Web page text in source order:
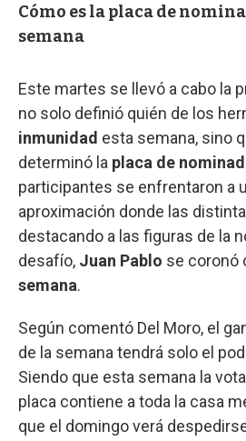
Cómo es la placa de
semana
Este martes se llevó a cabo la
no solo definió quién de los
inmunidad esta semana, sino
determinó la placa de
participantes se enfrentaron a
aproximación donde las
destacando a las figuras de la
desafío, Juan Pablo se coronó
semana.
Según comentó Del Moro, el
de la semana tendrá solo el
Siendo que esta semana la
placa contiene a toda la casa
que el domingo verá